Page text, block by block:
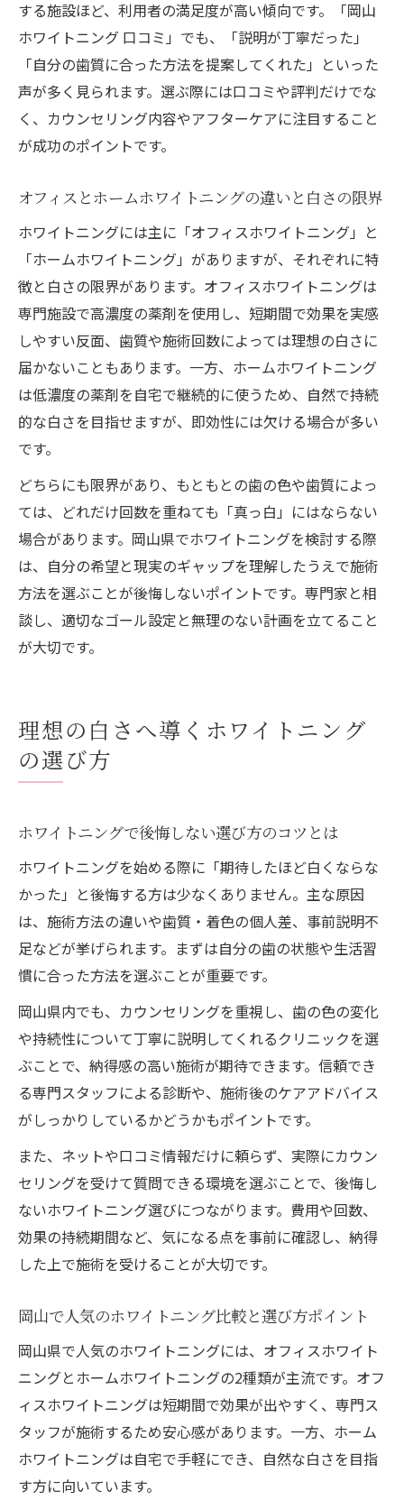
する施設ほど、利用者の満足度が高い傾向です。「岡山
ホワイトニング 口コミ」でも、「説明が丁寧だった」
「自分の歯質に合った方法を提案してくれた」といった
声が多く見られます。選ぶ際には口コミや評判だけでな
く、カウンセリング内容やアフターケアに注目すること
が成功のポイントです。
オフィスとホームホワイトニングの違いと白さの限界
ホワイトニングには主に「オフィスホワイトニング」と
「ホームホワイトニング」がありますが、それぞれに特
徴と白さの限界があります。オフィスホワイトニングは
専門施設で高濃度の薬剤を使用し、短期間で効果を実感
しやすい反面、歯質や施術回数によっては理想の白さに
届かないこともあります。一方、ホームホワイトニング
は低濃度の薬剤を自宅で継続的に使うため、自然で持続
的な白さを目指せますが、即効性には欠ける場合が多い
です。
どちらにも限界があり、もともとの歯の色や歯質によっ
ては、どれだけ回数を重ねても「真っ白」にはならない
場合があります。岡山県でホワイトニングを検討する際
は、自分の希望と現実のギャップを理解したうえで施術
方法を選ぶことが後悔しないポイントです。専門家と相
談し、適切なゴール設定と無理のない計画を立てること
が大切です。
理想の白さへ導くホワイトニング
の選び方
ホワイトニングで後悔しない選び方のコツとは
ホワイトニングを始める際に「期待したほど白くならな
かった」と後悔する方は少なくありません。主な原因
は、施術方法の違いや歯質・着色の個人差、事前説明不
足などが挙げられます。まずは自分の歯の状態や生活習
慣に合った方法を選ぶことが重要です。
岡山県内でも、カウンセリングを重視し、歯の色の変化
や持続性について丁寧に説明してくれるクリニックを選
ぶことで、納得感の高い施術が期待できます。信頼でき
る専門スタッフによる診断や、施術後のケアアドバイス
がしっかりしているかどうかもポイントです。
また、ネットや口コミ情報だけに頼らず、実際にカウン
セリングを受けて質問できる環境を選ぶことで、後悔し
ないホワイトニング選びにつながります。費用や回数、
効果の持続期間など、気になる点を事前に確認し、納得
した上で施術を受けることが大切です。
岡山で人気のホワイトニング比較と選び方ポイント
岡山県で人気のホワイトニングには、オフィスホワイト
ニングとホームホワイトニングの2種類が主流です。オフ
ィスホワイトニングは短期間で効果が出やすく、専門ス
タッフが施術するため安心感があります。一方、ホーム
ホワイトニングは自宅で手軽にでき、自然な白さを目指
す方に向いています。